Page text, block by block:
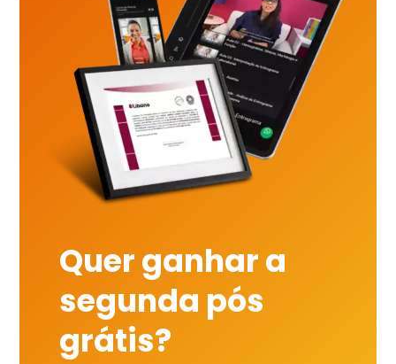
Quer ganhar a
segunda pós
grátis?